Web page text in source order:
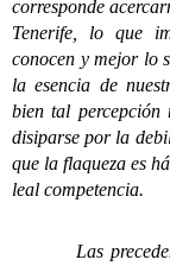
corresponde
Tenerife, lo que
conocen y mejor lo
la esencia de
bien tal
disiparse por la
que la flaqueza es
leal competencia.
Las precedentes